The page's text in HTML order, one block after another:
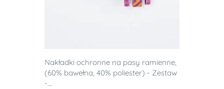
Nakładki ochronne na pasy ramienne,
(60% bawełna, 40% poliester) - Zestaw
-...